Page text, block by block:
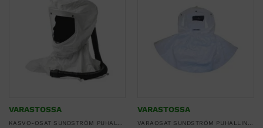
VARASTOSSA VARASTOSSA